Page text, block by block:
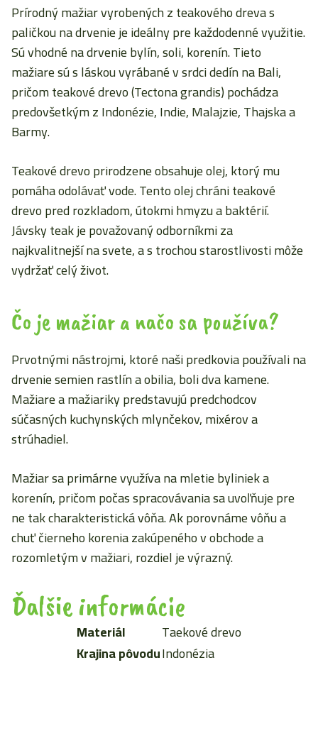
Prírodný mažiar vyrobených z teakového dreva s
paličkou na drvenie je ideálny pre každodenné využitie.
Sú vhodné na drvenie bylín, soli, korenín. Tieto
mažiare sú s láskou vyrábané v srdci dedín na Bali,
pričom teakové drevo (Tectona grandis) pochádza
predovšetkým z Indonézie, Indie, Malajzie, Thajska a
Barmy.
Teakové drevo prirodzene obsahuje olej, ktorý mu
pomáha odolávať vode. Tento olej chráni teakové
drevo pred rozkladom, útokmi hmyzu a baktérií.
Jávsky teak je považovaný odborníkmi za
najkvalitnejší na svete, a s trochou starostlivosti môže
vydržať celý život.
Čo je mažiar a načo sa používa?
Prvotnými nástrojmi, ktoré naši predkovia používali na
drvenie semien rastlín a obilia, boli dva kamene.
Mažiare a mažiariky predstavujú predchodcov
súčasných kuchynských mlynčekov, mixérov a
strúhadiel.
Mažiar sa primárne využíva na mletie byliniek a
korenín, pričom počas spracovávania sa uvoľňuje pre
ne tak charakteristická vôňa. Ak porovnáme vôňu a
chuť čierneho korenia zakúpeného v obchode a
rozomletým v mažiari, rozdiel je výrazný.
Ďalšie informácie
Materiál
Taekové drevo
Krajina pôvoduIndonézia